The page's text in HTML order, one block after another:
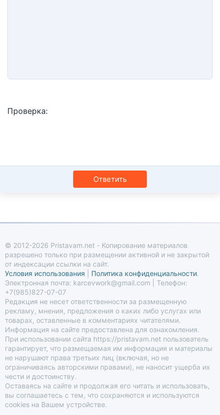
Проверка
Ответить
© 2012-2026 Pristavam.net - Копирование материалов
разрешено только при размещении активной и не закрытой
от индексации ссылки на сайт.
Условия использования
Политика конфиденциальности.
Электронная почта: karcevwork@gmail.com | Телефон:
+7(985)827-07-07
Редакция не несет ответственности за размещенную
рекламу, мнения, предложения о каких либо услугах или
товарах, оставленные в комментариях читателями.
Информация на сайте предоставлена для ознакомления.
При использовании сайта https://pristavam.net пользователь
гарантирует, что размещаемая им информация и материалы
не нарушают права третьих лиц (включая, но не
ограничиваясь авторскими правами), не наносит ущерба их
чести и достоинству.
Оставаясь на сайте и продолжая его читать и использовать,
вы соглашаетесь с тем, что сохраняются и используются
cookies на Вашем устройстве.